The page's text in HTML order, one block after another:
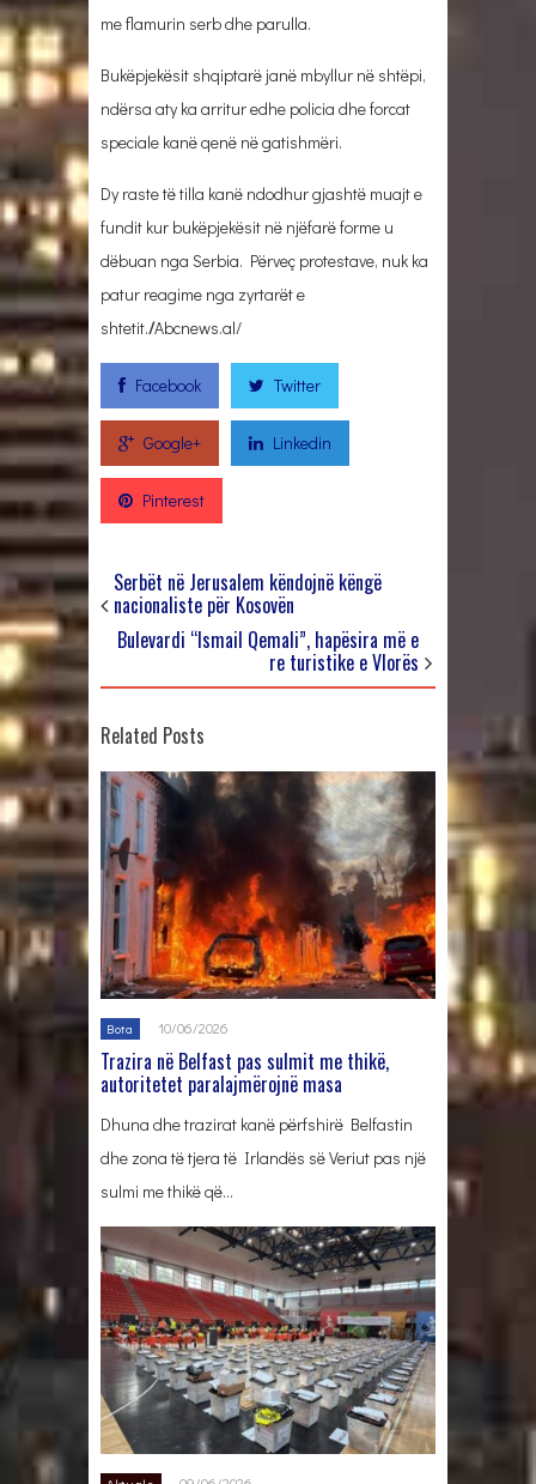
me flamurin serb dhe parulla.
Bukëpjekësit shqiptarë janë mbyllur në shtëpi,
ndërsa aty ka arritur edhe policia dhe forcat
speciale kanë qenë në gatishmëri.
Dy raste të tilla kanë ndodhur gjashtë muajt e
fundit kur bukëpjekësit në njëfarë forme u
dëbuan nga Serbia. Përveç protestave, nuk ka
patur reagime nga zyrtarët e
shtetit./Abcnews.al/
Facebook Twitter
Google+ Linkedin
Pinterest
Serbët në Jerusalem këndojnë këngë
nacionaliste për Kosovën
Bulevardi “Ismail Qemali”, hapësira më e
re turistike e Vlorës
Related Posts
Bota 10/06/2026
Trazira në Belfast pas sulmit me thikë,
autoritetet paralajmërojnë masa
Dhuna dhe trazirat kanë përfshirë Belfastin
dhe zona të tjera të Irlandës së Veriut pas një
sulmi me thikë që…